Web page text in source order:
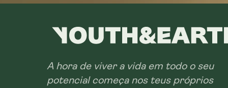
A hora de viver a vida em todo o seu
potencial começa nos teus próprios